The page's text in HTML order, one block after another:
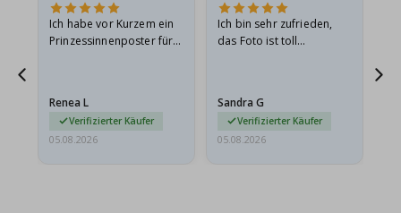
Ich habe vor Kurzem ein
Prinzessinnenposter für
beschädigt…
Renea L
Verifizierter Käufer
05.08.2026
Ich bin sehr zufrieden,
das Foto ist toll
außerdem…
Sandra G
Verifizierter Käufer
05.08.2026